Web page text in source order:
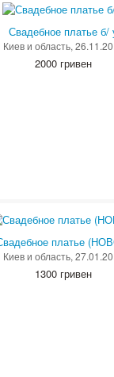
Свадебное платье б/
Киев и область,
2000 гривен
платье
Киев и область,
1300 гривен